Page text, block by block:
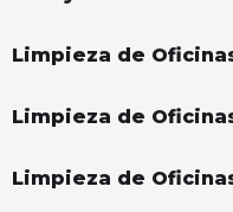
Limpieza de
Limpieza de
Limpieza de